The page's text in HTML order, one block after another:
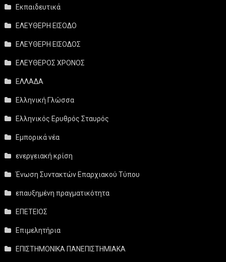
Εκπαιδευτικά
ΕΛΕΥΘΕΡΗ ΕΙΣΟΔΟ
ΕΛΕΥΘΕΡΗ ΕΙΣΟΔΟΣ
ΕΛΕΥΘΕΡΟΣ ΧΡΟΝΟΣ
ΕΛΛΑΔΑ
Ελληνική Γλώσσα
Ελληνικός Ερυθρός Σταυρός
Εμπορικά νέα
ενεργειακή κρίση
Ένωση Συντακτών Επαρχιακού Τύπου
επαυξημένη πραγματικότητα
ΕΠΕΤΕΙΟΣ
Επιμελητήρια
ΕΠΙΣΤΗΜΟΝΙΚΑ ΠΑΝΕΠΙΣΤΗΜΙΑΚΑ